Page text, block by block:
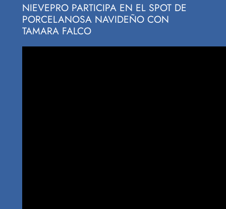
NIEVEPRO PARTICIPA EN EL SPOT DE
PORCELANOSA NAVIDEÑO CON
TAMARA FALCO